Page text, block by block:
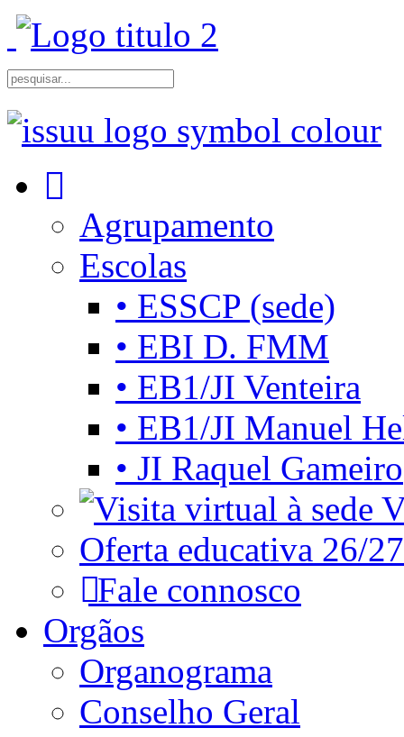
Agrupamento
Escolas
• ESSCP (sede)
• EBI D. FMM
• EB1/JI Venteira
• EB1/JI Manuel
• JI Raquel Gameiro
Oferta educativa 26/27
Fale connosco
Orgãos
Organograma
Conselho Geral